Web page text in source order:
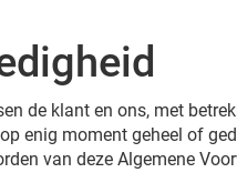
de klant en ons, met
enig moment geheel of
van deze Algemene